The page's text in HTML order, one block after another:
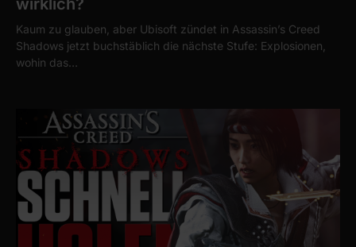
wirklich?
Kaum zu glauben, aber Ubisoft zündet in Assassin’s Creed
Shadows jetzt buchstäblich die nächste Stufe: Explosionen,
wohin das…